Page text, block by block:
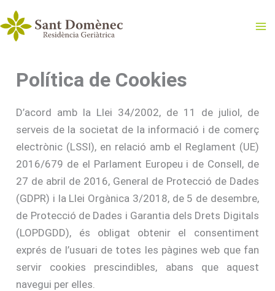
Vés
al
contingut
Política de Cookies
D’acord amb la Llei 34/2002, de 11 de juliol, de
serveis de la societat de la informació i de comerç
electrònic (LSSI), en relació amb el Reglament (UE)
2016/679 de el Parlament Europeu i de Consell, de
27 de abril de 2016, General de Protecció de Dades
(GDPR) i la Llei Orgànica 3/2018, de 5 de desembre,
de Protecció de Dades i Garantia dels Drets Digitals
(LOPDGDD), és obligat obtenir el consentiment
exprés de l’usuari de totes les pàgines web que fan
servir cookies prescindibles, abans que aquest
navegui per elles.